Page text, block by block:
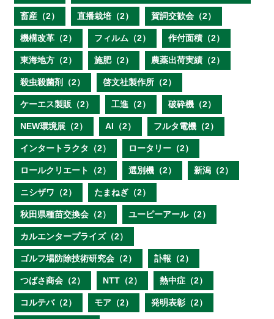
畜産（2） 直播栽培（2） 賀詞交歓会（2）
機構改革（2） フィルム（2） 作付面積（2）
東海地方（2） 施肥（2） 農薬出荷実績（2）
殺虫殺菌剤（2） 啓文社製作所（2）
ケーエス製販（2） 工進（2） 破砕機（2）
NEW環境展（2） AI（2） フルタ電機（2）
インタートラクタ（2） ロータリー（2）
ロールクリエート（2） 選別機（2） 新潟（2）
ニシザワ（2） たまねぎ（2）
秋田県種苗交換会（2） ユーピーアール（2）
カルエンタープライズ（2）
ゴルフ場防除技術研究会（2） 訃報（2）
つばさ商会（2） NTT（2） 熱中症（2）
コルテバ（2） モア（2） 発明表彰（2）